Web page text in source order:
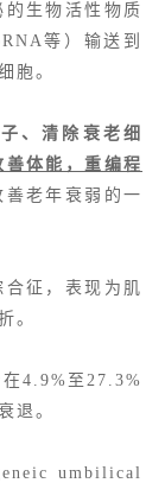
的生物活性物质
等）输送到
胞。
、清除衰老细
体能，重编程
善老年衰弱的一
征，表现为肌
。
4.9%至27.3%
退。
umbilical